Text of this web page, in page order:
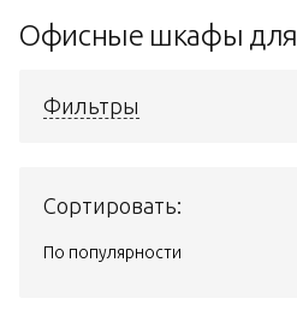
Офисные шкафы для
Фильтры
Сортировать:
По популярности